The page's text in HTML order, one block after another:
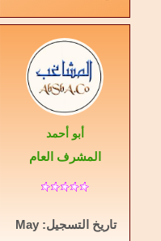
أبو أحمد
المشرف العام
تاريخ التسجيل: May